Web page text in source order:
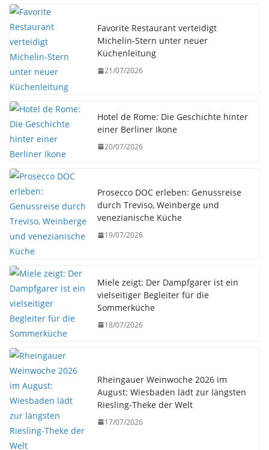
Favorite Restaurant verteidigt
Michelin-Stern unter neuer
Küchenleitung
21/07/2026
Hotel de Rome: Die Geschichte hinter
einer Berliner Ikone
20/07/2026
Prosecco DOC erleben: Genussreise
durch Treviso, Weinberge und
venezianische Küche
19/07/2026
Miele zeigt: Der Dampfgarer ist ein
vielseitiger Begleiter für die
Sommerküche
18/07/2026
Rheingauer Weinwoche 2026 im
August: Wiesbaden lädt zur längsten
Riesling-Theke der Welt
17/07/2026